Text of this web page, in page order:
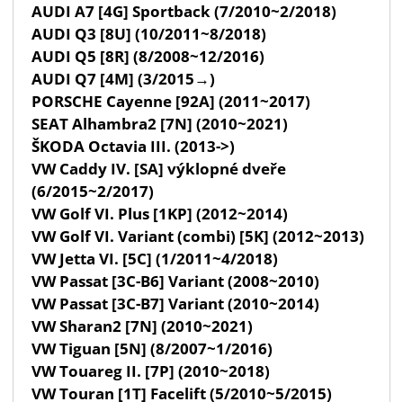
AUDI A7 [4G] Sportback (7/2010~2/2018)
AUDI Q3 [8U] (10/2011~8/2018)
AUDI Q5 [8R] (8/2008~12/2016)
AUDI Q7 [4M] (3/2015→)
PORSCHE Cayenne [92A] (2011~2017)
SEAT Alhambra2 [7N] (2010~2021)
ŠKODA Octavia III. (2013->)
VW Caddy IV. [SA] výklopné dveře
(6/2015~2/2017)
VW Golf VI. Plus [1KP] (2012~2014)
VW Golf VI. Variant (combi) [5K] (2012~2013)
VW Jetta VI. [5C] (1/2011~4/2018)
VW Passat [3C-B6] Variant (2008~2010)
VW Passat [3C-B7] Variant (2010~2014)
VW Sharan2 [7N] (2010~2021)
VW Tiguan [5N] (8/2007~1/2016)
VW Touareg II. [7P] (2010~2018)
VW Touran [1T] Facelift (5/2010~5/2015)